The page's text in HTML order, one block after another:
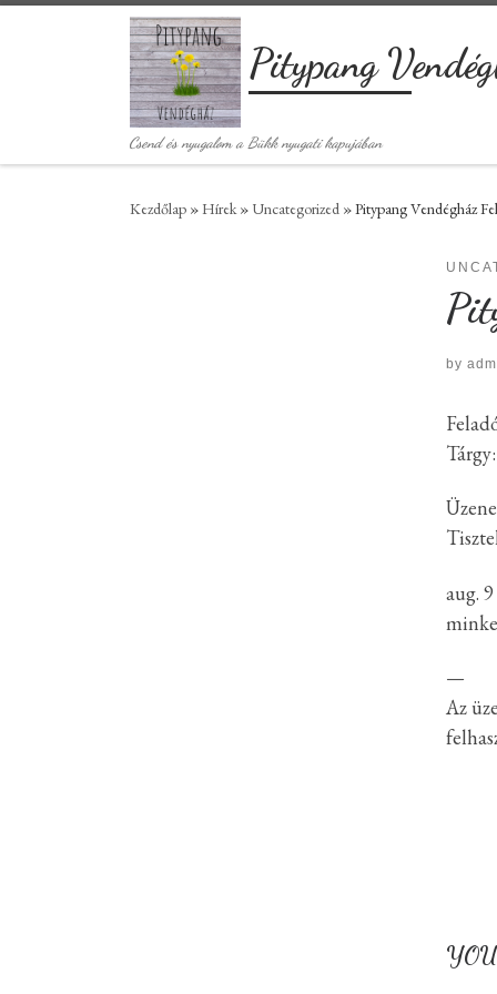
Pitypang
Csend és nyugalom a Bükk nyugati kapujában
Kezdőlap »Hírek » Uncategorized »Pitypang Vendégház
by
aug.
—
Az